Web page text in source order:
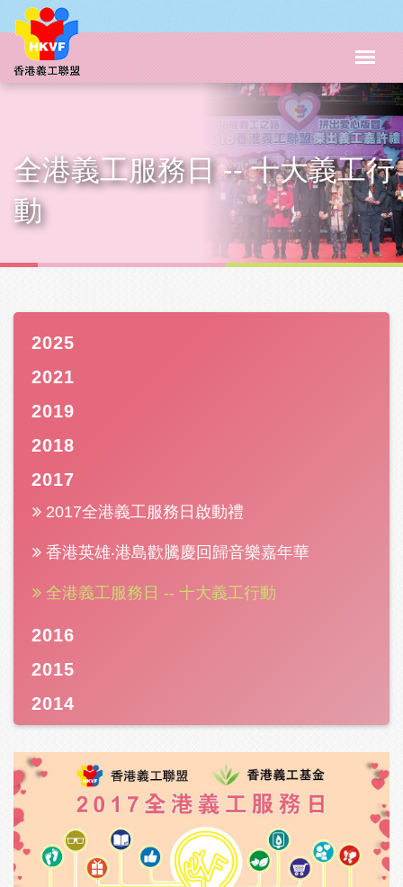
全港義工服務日 -- 十大義工行
動
2025
2021
2019
2018
2017
2017全港義工服務日啟動禮
香港英雄‧港島歡騰慶回歸音樂嘉年華
全港義工服務日 -- 十大義工行動
2016
2015
2014